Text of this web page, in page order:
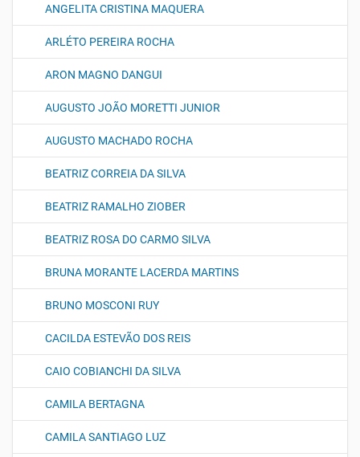
ANGELITA CRISTINA MAQUERA
ARLÉTO PEREIRA ROCHA
ARON MAGNO DANGUI
AUGUSTO JOÃO MORETTI JUNIOR
AUGUSTO MACHADO ROCHA
BEATRIZ CORREIA DA SILVA
BEATRIZ RAMALHO ZIOBER
BEATRIZ ROSA DO CARMO SILVA
BRUNA MORANTE LACERDA MARTINS
BRUNO MOSCONI RUY
CACILDA ESTEVÃO DOS REIS
CAIO COBIANCHI DA SILVA
CAMILA BERTAGNA
CAMILA SANTIAGO LUZ